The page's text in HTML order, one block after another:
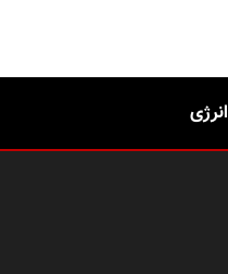
انرژی